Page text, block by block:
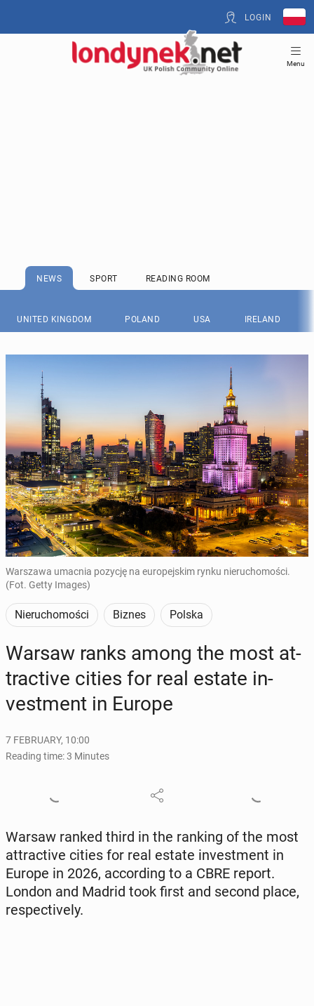
LOGIN
Menu
NEWS SPORT READING ROOM
UNITED KINGDOM POLAND USA IRELAND
Warszawa umacnia pozycję na europejskim rynku nieruchomości.
(Fot. Getty Images)
Nieruchomości Biznes Polska
Warsaw ranks among the most at­
trac­tive cities for real estate in­
vest­ment in Europe
7 FEBRUARY, 10:00
Reading time: 3 Minutes
Warsaw ranked third in the ranking of the most
at­trac­tive cities for real estate in­vest­ment in
Europe in 2026, ac­cord­ing to a CBRE report.
London and Madrid took first and second place,
re­spec­tive­ly.